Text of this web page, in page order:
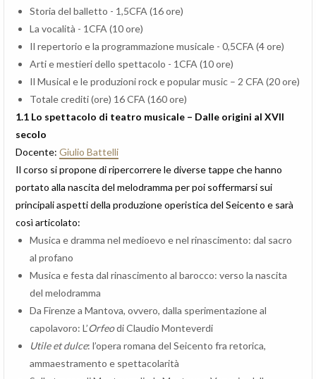
Storia del balletto - 1,5CFA (16 ore)
La vocalità - 1CFA (10 ore)
Il repertorio e la programmazione musicale - 0,5CFA (4 ore)
Arti e mestieri dello spettacolo - 1CFA (10 ore)
Il Musical e le produzioni rock e popular music – 2 CFA (20 ore)
Totale crediti (ore) 16 CFA (160 ore)
1.1 Lo spettacolo di teatro musicale – Dalle origini al XVII
secolo
Docente: Giulio Battelli
Il corso si propone di ripercorrere le diverse tappe che hanno
portato alla nascita del melodramma per poi soffermarsi sui
principali aspetti della produzione operistica del Seicento e sarà
così articolato:
Musica e dramma nel medioevo e nel rinascimento: dal sacro
al profano
Musica e festa dal rinascimento al barocco: verso la nascita
del melodramma
Da Firenze a Mantova, ovvero, dalla sperimentazione al
capolavoro: L’Orfeodi Claudio Monteverdi
Utile et dulce: l’opera romana del Seicento fra retorica,
ammaestramento e spettacolarità